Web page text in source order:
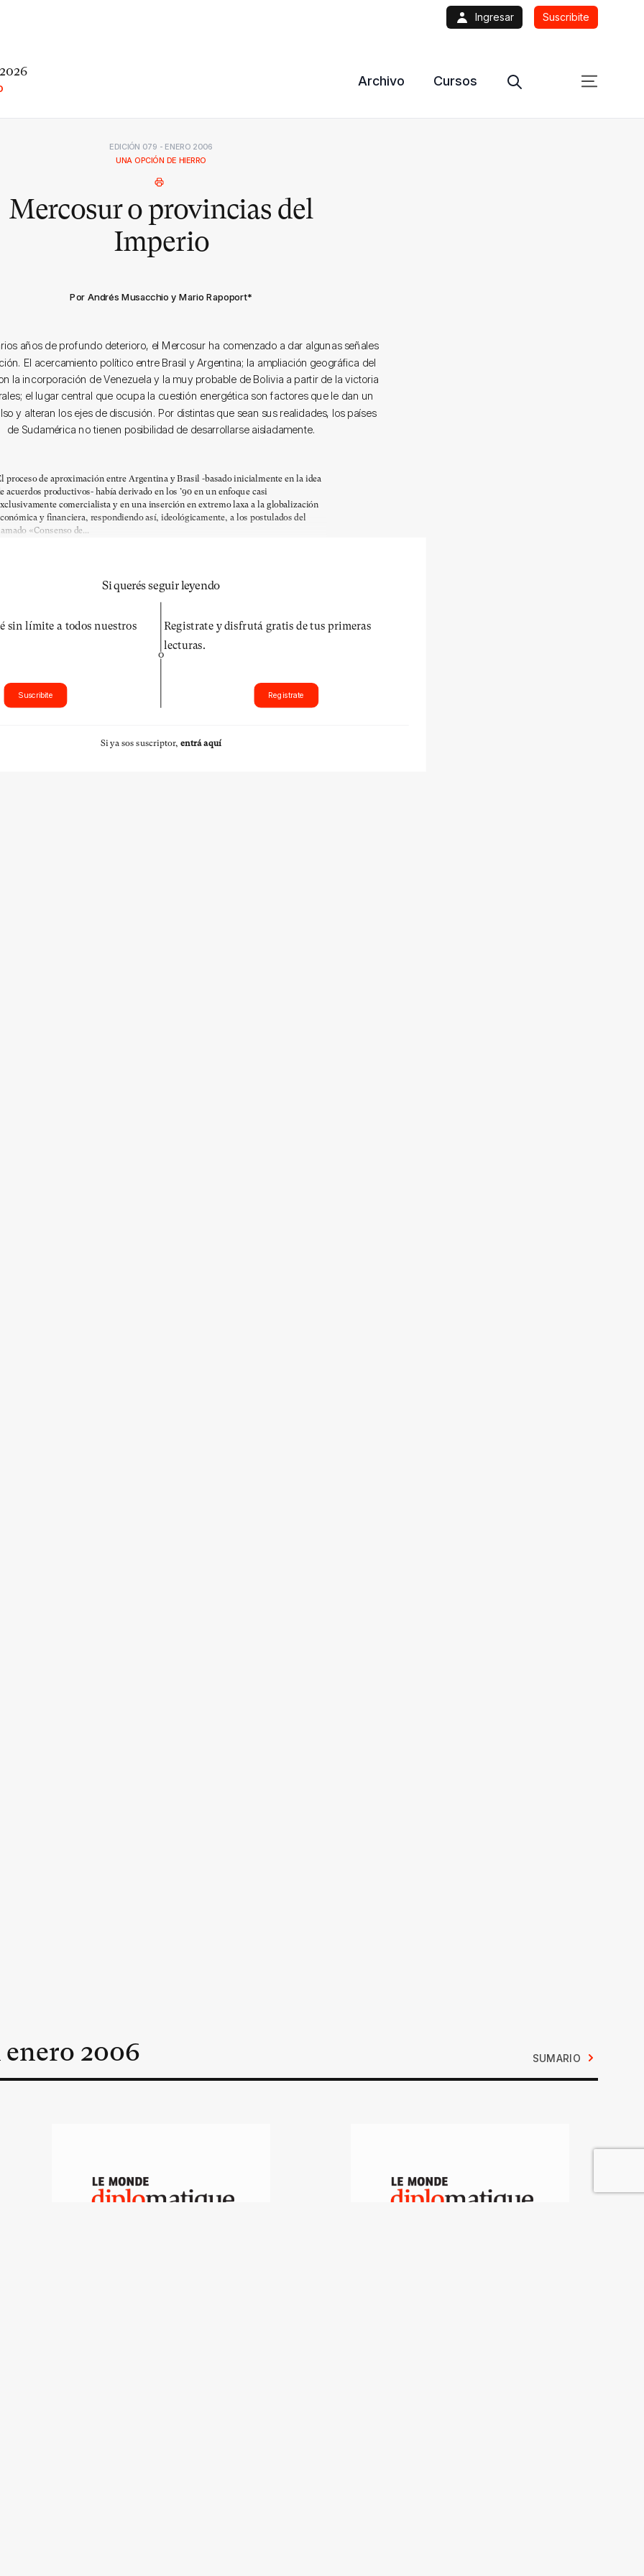
Ingresar Suscribite
Archivo Cursos
EDICIÓN 079 - ENERO 2006
UNA OPCIÓN DE HIERRO
Mercosur o provincias del
Imperio
Por Andrés Musacchio y Mario Rapoport*
años de profundo deterioro, el Mercosur ha comenzado a dar algunas señales
El acercamiento político entre Brasil y Argentina; la ampliación geográfica del
la incorporación de Venezuela y la muy probable de Bolivia a partir de la victoria
el lugar central que ocupa la cuestión energética son factores que le dan un
y alteran los ejes de discusión. Por distintas que sean sus realidades, los países
de Sudamérica no tienen posibilidad de desarrollarse aisladamente.
proceso de aproximación entre Argentina y Brasil -basado inicialmente en la idea
acuerdos productivos- había derivado en los ’90 en un enfoque casi
comercialista y en una inserción en extremo laxa a la globalización
y financiera, respondiendo así, ideológicamente, a los postulados del
«Consenso de...
Si querés seguir leyendo
sin límite a todos nuestros
Suscribite
O
Registrate y disfrutá gratis de tus primeras
lecturas.
Registrate
Si ya sos suscriptor, entrá aquí
enero 2006 SUMARIO